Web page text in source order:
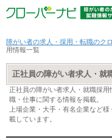
障がい者の求人・採用・転職のク
用情報一覧
正社員の障がい者求人・就
正社員の障がい者求人・就職採
職・仕事に関する情報を掲載。
上場企業・大手・有名企業など
載しています。